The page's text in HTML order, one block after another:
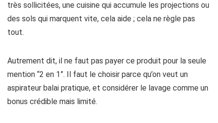
très sollicitées, une cuisine qui accumule les projections ou
des sols qui marquent vite, cela aide ; cela ne règle pas
tout.
Autrement dit, il ne faut pas payer ce produit pour la seule
mention “2 en 1”. Il faut le choisir parce qu’on veut un
aspirateur balai pratique, et considérer le lavage comme un
bonus crédible mais limité.